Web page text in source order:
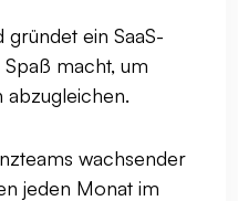
ein SaaS-
macht, um
abzugleichen.
wachsender
jeden Monat im